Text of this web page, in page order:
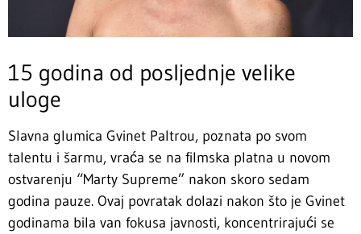
15 godina od posljednje velike
uloge
Slavna glumica Gvinet Paltrou, poznata po svom
talentu i šarmu, vraća se na filmska platna u novom
ostvarenju “Marty Supreme” nakon skoro sedam
godina pauze. Ovaj povratak dolazi nakon što je Gvinet
godinama bila van fokusa javnosti, koncentrirajući se